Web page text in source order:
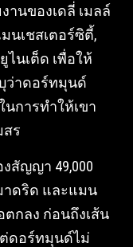
านของเดลี่ เมลล์
นเชสเตอร์ซิตี้,
ไนเต็ด เพื่อให้
ว่าดอร์ทมุนด์
นการทําให้เขา
สร
สัญญา 49,000
าดริด และแมน
ตกลง ก่อนถึงเส้น
ดอร์ทมุนด์ไม่